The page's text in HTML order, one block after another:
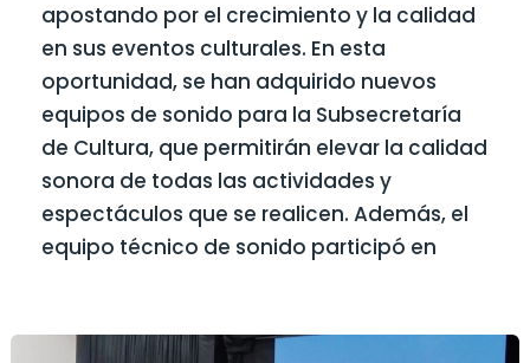
apostando por el crecimiento y la calidad
en sus eventos culturales. En esta
oportunidad, se han adquirido nuevos
equipos de sonido para la Subsecretaría
de Cultura, que permitirán elevar la calidad
sonora de todas las actividades y
espectáculos que se realicen. Además, el
equipo técnico de sonido participó en